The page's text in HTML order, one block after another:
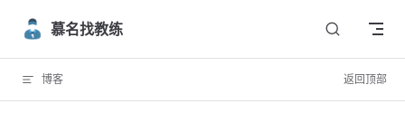
Skip to content
慕名找教练
博客 返回顶部